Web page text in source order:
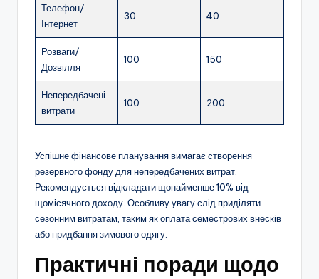
Телефон/
Інтернет
30 40
Розваги/
Дозвілля
100 150
Непередбачені
витрати
100 200
Успішне фінансове планування вимагає створення
резервного фонду для непередбачених витрат.
Рекомендується відкладати щонайменше 10% від
щомісячного доходу. Особливу увагу слід приділяти
сезонним витратам, таким як оплата семестрових внесків
або придбання зимового одягу.
Практичні поради щодо